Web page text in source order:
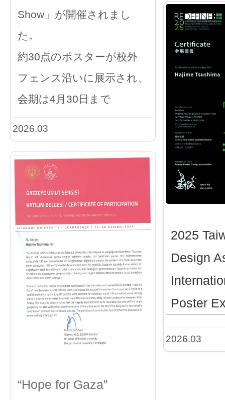
Show」が開催されまし
た。
約30点のポスターが校外
フェンス沿いに展示され、
会期は4月30日まで
2026.03
2025
Design
Poster
2026.03
“Hope for Gaza”